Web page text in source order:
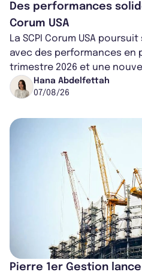
Des performances
Corum USA
La SCPI Corum USA
avec des performances en
trimestre 2026 et une
région de Chicago. Entre
Hana Abdelfettah
07/08/26
Pierre 1er Gestion lance